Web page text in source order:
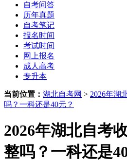
自考问答
历年真题
自考笔记
报名时间
考试时间
网上报名
成人高考
专升本
当前位置： 湖北自考网 > 2026年湖
吗？一科还是40元？
2026年湖北自考
整吗？一科还是